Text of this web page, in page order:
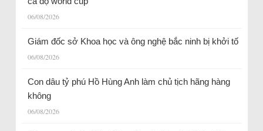
06/08/2026
Giám đốc sở Khoa học và ông nghệ bắc ninh bị khởi tố
06/08/2026
Con dâu tỷ phú Hồ Hùng Anh làm chủ tịch hãng hàng
không
06/08/2026